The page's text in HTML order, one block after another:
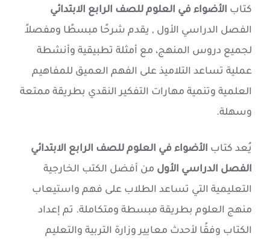
كتاب الأضواء في العلوم للصف الرابع الابتدائي
الفصل الدراسي الأول , يقدم شرحًا مبسطًا ومفصلاً
لجميع دروس المنهج، مع أمثلة تطبيقية وأنشطة
عملية تساعد التلاميذ على الفهم العميق للمفاهيم
العلمية وتنمية مهارات التفكير النقدي بطريقة ممتعة
وسهلة.
يُعد كتاب الأضواء في العلوم للصف الرابع الابتدائي
الفصل الدراسي الأول من أفضل الكتب الخارجية
التعليمية التي تساعد الطلاب على فهم واستيعاب
منهج العلوم بطريقة مبسطة ومتكاملة. تم إعداد
الكتاب وفقًا لأحدث معايير وزارة التربية والتعليم